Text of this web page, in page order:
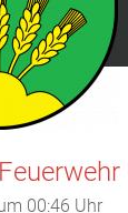
00:46 Uhr